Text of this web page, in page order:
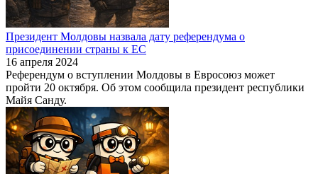
Президент Молдовы назвала дату референдума о
присоединении страны к ЕС
16 апреля 2024
Референдум о вступлении Молдовы в Евросоюз может
пройти 20 октября. Об этом сообщила президент республики
Майя Санду.